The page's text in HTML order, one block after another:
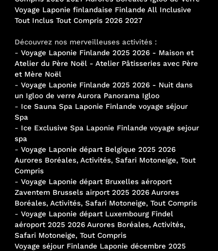
Voyage Laponie finlandaise Finlande All Inclusive
Tout Inclus Tout Compris 2026 2027
Découvrez nos merveilleuses activités :
- Voyage Laponie Finlande 2025 2026 - Maison et
Atelier du Père Noël - Atelier Pâtisseries avec Père
et Mère Noël
- Voyage Laponie Finlande 2025 2026 - Nuit dans
un Igloo de verre Aurora Panorama Igloo
- Ice Sauna Spa Laponie Finlande voyage séjour
Spa
- Ice Exclusive Spa Laponie Finlande voyage sejour
spa
- Voyage Laponie départ Belgique 2025 2026
Aurores Boréales, Activités, Safari Motoneige, Tout
Compris
- Voyage Laponie départ Bruxelles aéroport
Zaventem Brussels airport 2025 2026 Aurores
Boréales, Activités, Safari Motoneige, Tout Compris
- Voyage Laponie départ Luxembourg Findel
aéroport 2025 2026 Aurores Boréales, Activités,
Safari Motoneige, Tout Compris
Voyage séjour Finlande Laponie décembre 2025